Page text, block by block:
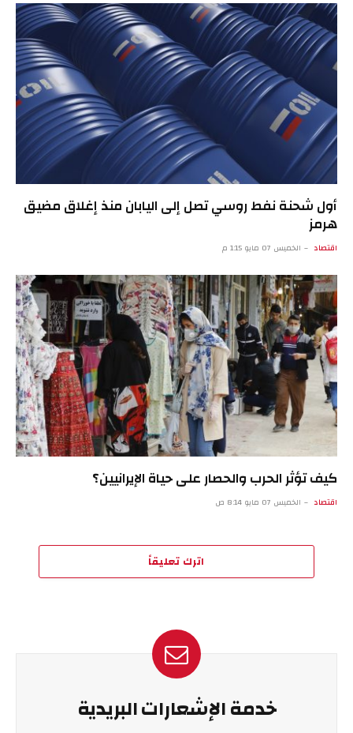
أول شحنة نفط روسي تصل إلى اليابان منذ إغلاق مضيق
هرمز
اقتصاد الخميس 07 مايو 1:15 م
كيف تؤثر الحرب والحصار على حياة الإيرانيين؟
اقتصاد الخميس 07 مايو 8:14 ص
اترك تعليقاً
خدمة الإشعارات البريدية